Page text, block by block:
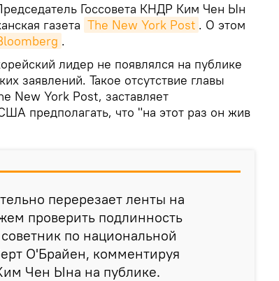
Госсовета КНДР Ким Чен Ын
газета The New York Post . О этом
.
лидер не появлялся на публике
заявлений. Такое отсутствие главы
New York Post, заставляет
предполагать, что "на этот раз он жив
перерезает ленты на
проверить подлинность
по национальной
О'Брайен, комментируя
Чен Ына на публике.